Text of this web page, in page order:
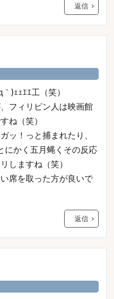
返信
)ｪｪｴｴ工（笑）
フィリピン人は映画館
ね（笑）
ッ！っと捕まれたり、
にかく五月蝿くその反応
しますね（笑）
席を取った方が良いで
返信